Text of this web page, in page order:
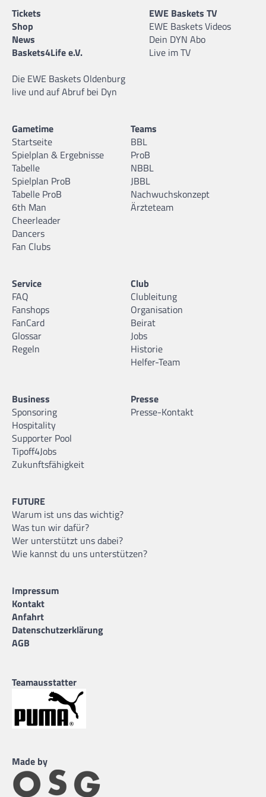
Tickets
Shop
News
Baskets4Life e.V.
Die EWE Baskets Oldenburg
live und auf Abruf bei Dyn
EWE Baskets TV
EWE Baskets Videos
Dein DYN Abo
Live im TV
Gametime
Startseite
Spielplan & Ergebnisse
Tabelle
Spielplan ProB
Tabelle ProB
6th Man
Cheerleader
Dancers
Fan Clubs
Teams
BBL
ProB
NBBL
JBBL
Nachwuchskonzept
Ärzteteam
Service
FAQ
Fanshops
FanCard
Glossar
Regeln
Club
Clubleitung
Organisation
Beirat
Jobs
Historie
Helfer-Team
Business
Sponsoring
Hospitality
Supporter Pool
Tipoff4Jobs
Zukunftsfähigkeit
Presse
Presse-Kontakt
FUTURE
Warum ist uns das wichtig?
Was tun wir dafür?
Wer unterstützt uns dabei?
Wie kannst du uns unterstützen?
Impressum
Kontakt
Anfahrt
Datenschutzerklärung
AGB
Teamausstatter
Made by